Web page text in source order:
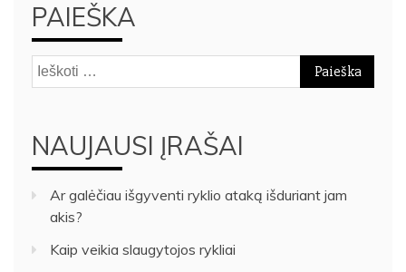
PAIEŠKA
Ieškoti:
NAUJAUSI ĮRAŠAI
Ar galėčiau išgyventi ryklio ataką išduriant jam
akis?
Kaip veikia slaugytojos rykliai